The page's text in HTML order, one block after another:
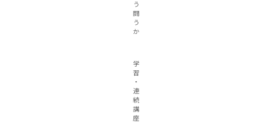
う
闘
う
か
学
習
・
連
続
講
座